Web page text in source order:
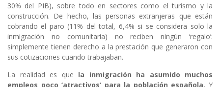
30% del PIB), sobre todo en sectores como el turismo y la
construcción. De hecho, las personas extranjeras que están
cobrando el paro (11% del total, 6,4% si se considera solo la
inmigración no comunitaria) no reciben ningún ‘regalo’:
simplemente tienen derecho a la prestación que generaron con
sus cotizaciones cuando trabajaban.
La realidad es que la inmigración ha asumido muchos
empleos poco ‘atractivos’ para la población española. Y